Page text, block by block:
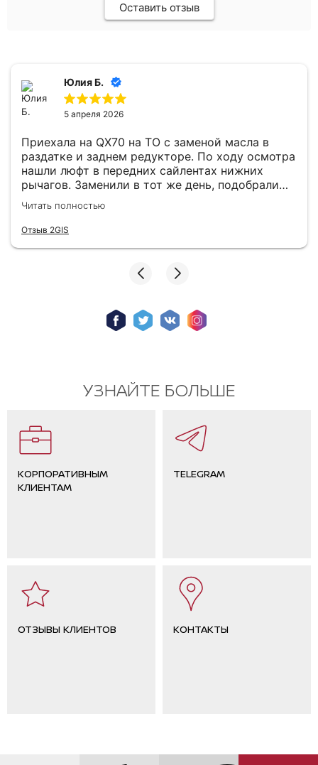
Оставить отзыв
Юлия Б.
5 апреля 2026
Приехала на QX70 на ТО с заменой масла в
раздатке и заднем редукторе. По ходу осмотра
нашли люфт в передних сайлентах нижних
рычагов. Заменили в тот же день, подобрали
хорошие аналоги (оригинал не горел). Теперь
машина стоит на дороге как влитая. В зоне
ожидания кофе, вайфай, все на уровне.
грамотный специалист!
Читать полностью
Отзыв 2GIS
УЗНАЙТЕ БОЛЬШЕ
КОРПОРАТИВНЫМ
КЛИЕНТАМ
TELEGRAM
ОТЗЫВЫ КЛИЕНТОВ КОНТАКТЫ